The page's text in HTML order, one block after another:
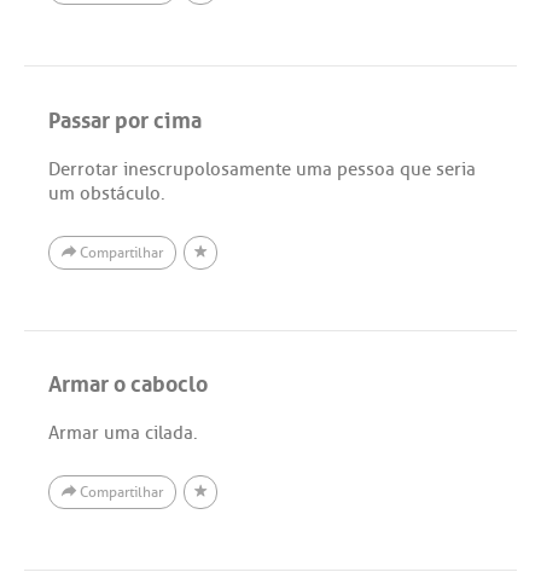
Passar por cima
Derrotar inescrupolosamente uma pessoa que seria
um obstáculo.
Compartilhar
Armar o caboclo
Armar uma cilada.
Compartilhar